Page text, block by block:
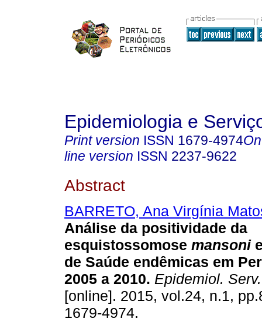
Epidemiologia e
Print version ISSN 1679-4974
line version ISSN 2237-9622
Abstract
BARRETO, Ana Virgínia
Análise da positividade da
esquistossomose mansoni
de Saúde endêmicas em
2005 a 2010. Epidemiol.
[online]. 2015, vol.24, n.1,
1679-4974.